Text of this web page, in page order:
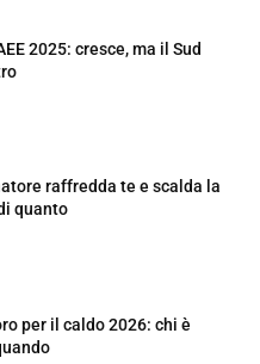
2025: cresce, ma il Sud
raffredda te e scalda la
quanto
per il caldo 2026: chi è